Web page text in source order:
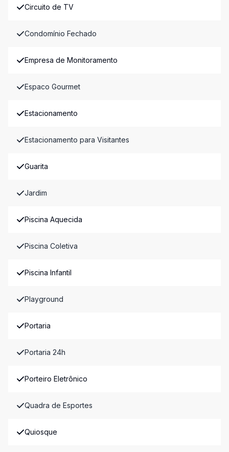
Circuito de TV
Condomínio Fechado
Empresa de Monitoramento
Espaco Gourmet
Estacionamento
Estacionamento para Visitantes
Guarita
Jardim
Piscina Aquecida
Piscina Coletiva
Piscina Infantil
Playground
Portaria
Portaria 24h
Porteiro Eletrônico
Quadra de Esportes
Quiosque